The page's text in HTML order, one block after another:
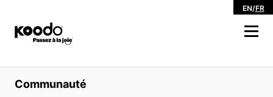
EN/FR
Magasiner
Communauté